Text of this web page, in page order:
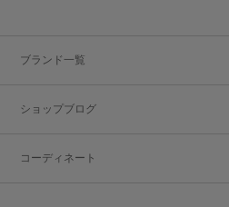
ブランド一覧
ショップブログ
コーディネート